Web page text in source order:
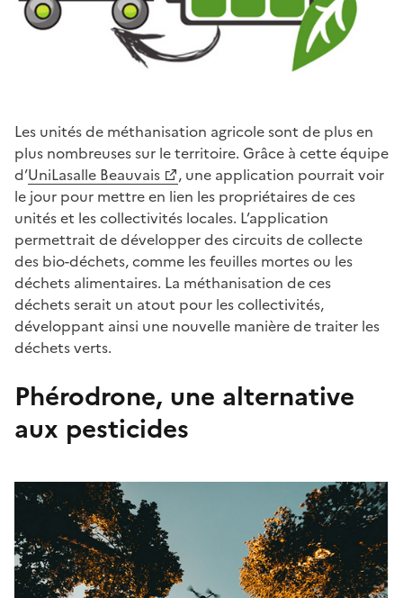
Les unités de méthanisation agricole sont de plus en
plus nombreuses sur le territoire. Grâce à cette équipe
d’UniLasalle Beauvais
, une application pourrait voir
le jour pour mettre en lien les propriétaires de ces
unités et les collectivités locales. L’application
permettrait de développer des circuits de collecte
des bio-déchets, comme les feuilles mortes ou les
déchets alimentaires. La méthanisation de ces
déchets serait un atout pour les collectivités,
développant ainsi une nouvelle manière de traiter les
déchets verts.
Phérodrone, une alternative
aux pesticides